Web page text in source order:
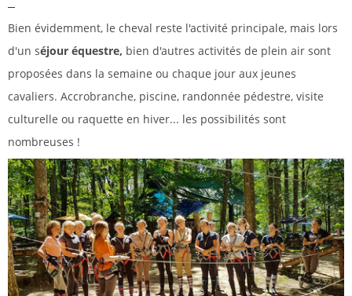
Bien évidemment, le cheval reste l'activité principale, mais lors
d'un séjour équestre, bien d'autres activités de plein air sont
proposées dans la semaine ou chaque jour aux jeunes
cavaliers. Accrobranche, piscine, randonnée pédestre, visite
culturelle ou raquette en hiver... les possibilités sont
nombreuses !